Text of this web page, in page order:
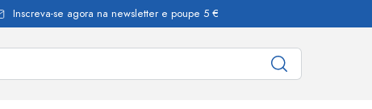
Inscreva-se agora na newsletter e poupe 5 €